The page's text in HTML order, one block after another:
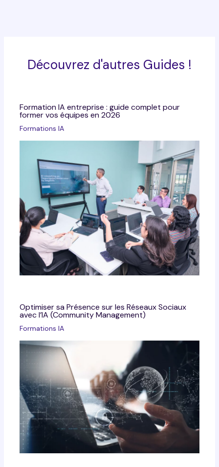
Découvrez d'autres Guides !
Formation IA entreprise : guide complet pour
former vos équipes en 2026
Formations IA
Optimiser sa Présence sur les Réseaux Sociaux
avec l’IA (Community Management)
Formations IA